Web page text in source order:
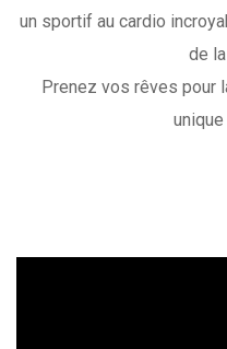
un sportif au cardio
de
Prenez vos rêves pour